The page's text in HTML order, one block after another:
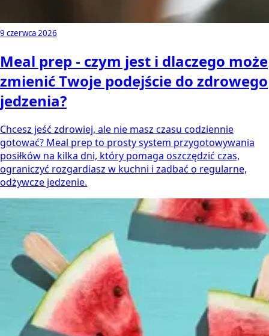
9 czerwca 2026
Meal prep - czym jest i dlaczego może
zmienić Twoje podejście do zdrowego
jedzenia?
Chcesz jeść zdrowiej, ale nie masz czasu codziennie
gotować? Meal prep to prosty system przygotowywania
posiłków na kilka dni, który pomaga oszczędzić czas,
ograniczyć rozgardiasz w kuchni i zadbać o regularne,
odżywcze jedzenie.